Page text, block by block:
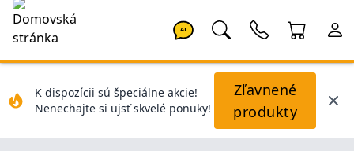
AI
K dispozícii sú špeciálne akcie!
Nenechajte si ujsť skvelé ponuky!
Zľavnené
produkty